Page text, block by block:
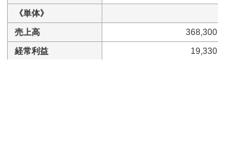
《単体》
売上高
368,300
経常利益
19,330